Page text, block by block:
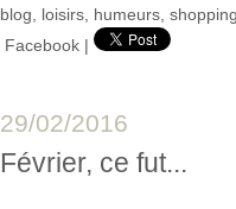
blog
loisirs humeurs
Facebook |
29/02/2016
Février, ce fut...